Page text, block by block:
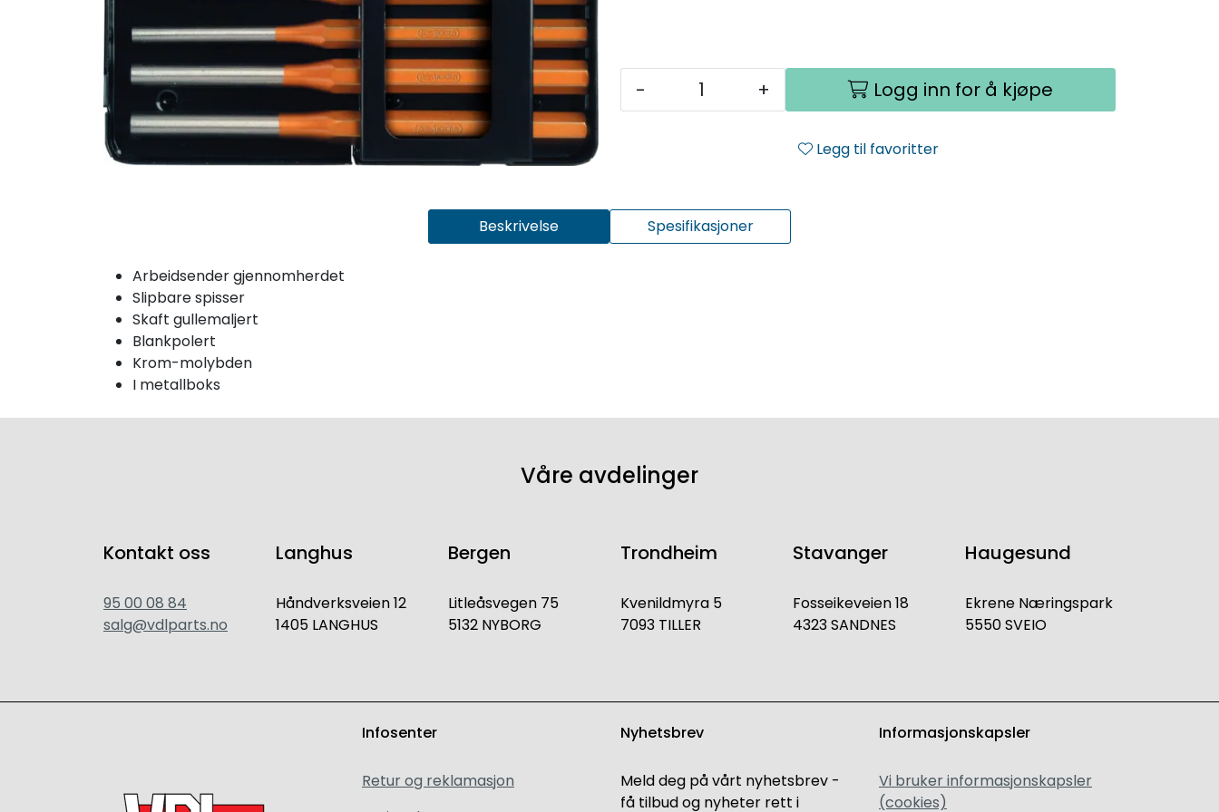
- + Logg inn for å kjøpe
Legg til favoritter
Beskrivelse Spesifikasjoner
Arbeidsender gjennomherdet
Slipbare spisser
Skaft gullemaljert
Blankpolert
Krom-molybden
I metallboks
Våre avdelinger
Kontakt oss
95 00 08 84
salg@vdlparts.no
Langhus
Håndverksveien 12
1405 LANGHUS
Bergen
Litleåsvegen 75
5132 NYBORG
Trondheim
Kvenildmyra 5
7093 TILLER
Stavanger
Fosseikeveien 18
4323 SANDNES
Haugesund
Ekrene Næringspark
5550 SVEIO
Infosenter
Retur og reklamasjon
Nyhetsbrev
Meld deg på vårt nyhetsbrev -
få tilbud og nyheter rett i
Informasjonskapsler
Vi bruker informasjonskapsler
(cookies)